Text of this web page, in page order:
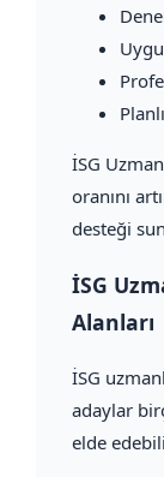
İSG
oranını
desteği
İSG
Alanları
İSG
adaylar
elde